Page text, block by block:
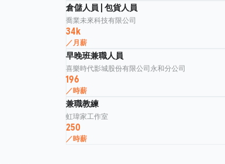
倉儲人員 | 包貨人員
喬業未來科技有限公司
34k
／月薪
早晚班兼職人員
喜樂時代影城股份有限公司永和分公司
196
／時薪
兼職教練
虹瑋家工作室
250
／時薪